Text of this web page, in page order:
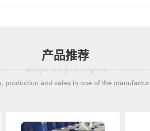
产品推荐
production and sales in one of the